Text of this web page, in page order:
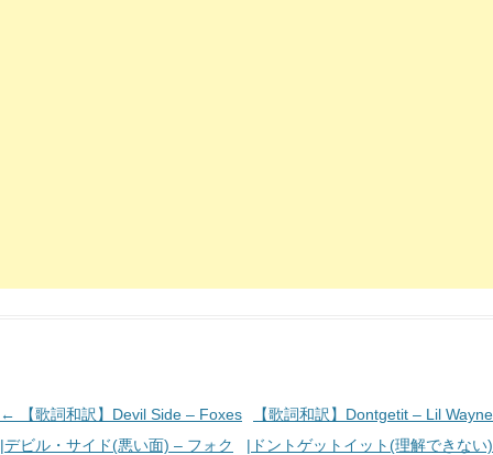
投
稿
←
【歌詞和訳】Devil Side – Foxes
|デビル・サイド(悪い面) – フォク
【歌詞和訳】Dontgetit – Lil Wayne
|ドントゲットイット(理解できない)